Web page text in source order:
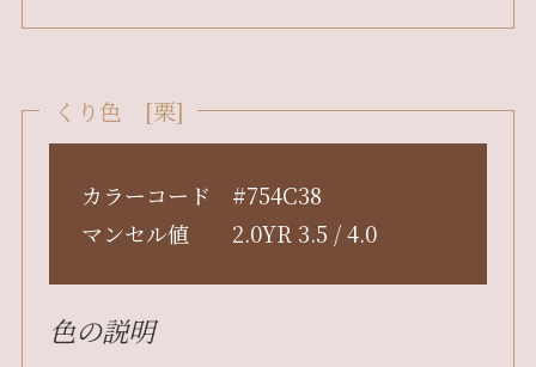
くり色 [栗]
カラーコード #754C38
マンセル値 2.0YR 3.5 / 4.0
色の説明